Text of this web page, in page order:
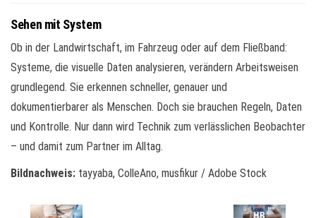
Sehen mit System
Ob in der Landwirtschaft, im Fahrzeug oder auf dem Fließband:
Systeme, die visuelle Daten analysieren, verändern Arbeitsweisen
grundlegend. Sie erkennen schneller, genauer und
dokumentierbarer als Menschen. Doch sie brauchen Regeln, Daten
und Kontrolle. Nur dann wird Technik zum verlässlichen Beobachter
– und damit zum Partner im Alltag.
Bildnachweis: tayyaba, ColleAno, musfikur / Adobe Stock